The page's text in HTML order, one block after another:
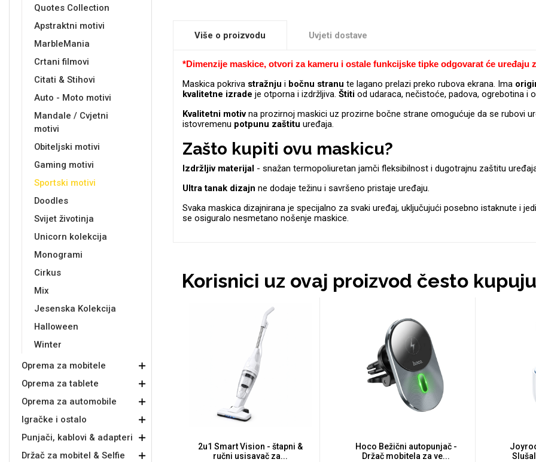
Quotes Collection
Apstraktni motivi
MarbleMania
Crtani filmovi
Citati & Stihovi
Auto - Moto motivi
Mandale / Cvjetni
motivi
Obiteljski motivi
Gaming motivi
Sportski motivi
Doodles
Svijet životinja
Unicorn kolekcija
Monogrami
Cirkus
Mix
Jesenska Kolekcija
Halloween
Winter
Oprema za mobitele
Oprema za tablete
Oprema za automobile
Igračke i ostalo
Punjači, kablovi & adapteri
Držač za mobitel & Selfie
Više o proizvodu Uvjeti dostave
*Dimenzije maskice, otvori za kameru i ostale funkcijske tipke odgovarat će uređaju
Maskica pokriva stražnju i bočnu stranu te lagano prelazi preko rubova ekrana. Ima
kvalitetne izrade je otporna i izdržljiva. Štiti od udaraca, nečistoće, padova, ogrebotina i
Kvalitetni motivna prozirnoj maskici uz prozirne bočne strane omogućuje da se rubovi
istovremenu potpunu zaštitu uređaja.
Zašto kupiti ovu maskicu?
Izdržljiv materijal - snažan termopoliuretan jamči fleksibilnost i dugotrajnu zaštitu
Ultra tanak dizajn ne dodaje težinu i savršeno pristaje uređaju.
Svaka maskica dizajnirana je specijalno za svaki uređaj, uključujući posebno istaknute i
se osiguralo nesmetano nošenje maskice.
Korisnici uz ovaj proizvod često kupuju
2u1 Smart Vision - štapni &
ručni usisavač za...
Hoco Bežični autopunjač -
Držač mobitela za ve...
Životinjsko carstvo Takeoff
Svemirska kolekcija Valentinovo
Love motivi I Need Some Space
Quotes Collection
Preklopne maskice